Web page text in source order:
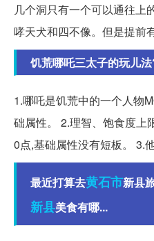
几个洞只有一个可以通往上
哮天犬和四不像。但是提前
饥荒哪吒三太子的玩儿
1.哪吒是饥荒中的一个人物
础属性。 2.理智、饱食度上
0点,基础属性没有短板。 3.
最近打算去黄石市新县
新县美食有哪...